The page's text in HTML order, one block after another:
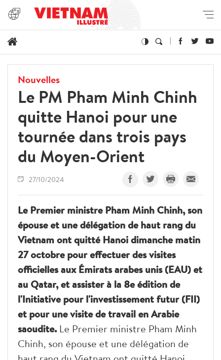
Nouvelles
Le PM Pham Minh Chinh
quitte Hanoi pour une
tournée dans trois pays
du Moyen-Orient
27/10/2024
Le Premier ministre Pham Minh Chinh, son
épouse et une délégation de haut rang du
Vietnam ont quitté Hanoi dimanche matin
27 octobre pour effectuer des visites
officielles aux Émirats arabes unis (EAU) et
au Qatar, et assister à la 8e édition de
l'Initiative pour l'investissement futur (FII)
et pour une visite de travail en Arabie
saoudite. Le Premier ministre Pham Minh
Chinh, son épouse et une délégation de